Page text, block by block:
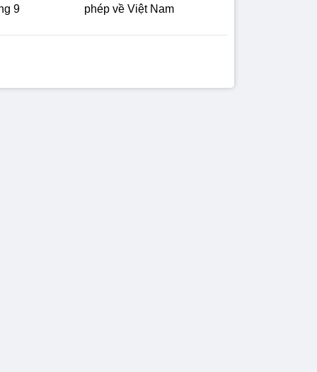
9
phép về Việt Nam